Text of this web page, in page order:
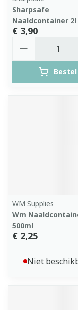
Sharpsafe
Naaldcontainer 2l
€ 3,90
Bestel
WM Supplies
Wm
500ml
€ 2,25
Niet